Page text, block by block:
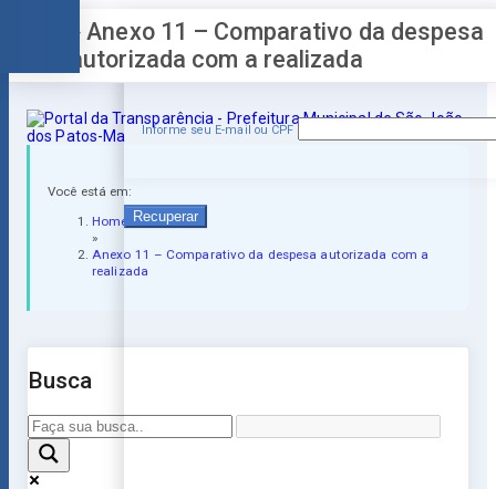
» Anexo 11 – Comparativo da despesa
autorizada com a realizada
Você está em:
Home
»
Anexo 11 – Comparativo da despesa autorizada com a
realizada
Busca
Esqueceu a senha?
Informe seu E-mail ou CPF
Recuperar